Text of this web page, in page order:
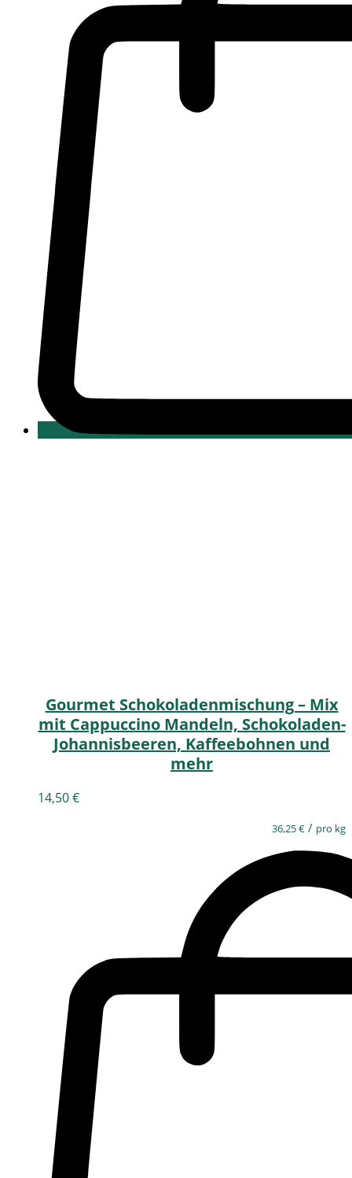
Gourmet Schokoladenmischung – Mix
mit Cappuccino Mandeln, Schokoladen-
Johannisbeeren, Kaffeebohnen und
mehr
14,50€
36,25€ / pro kg